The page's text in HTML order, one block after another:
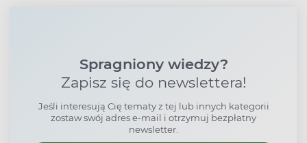
Spragniony wiedzy?
Zapisz się do newslettera!
Jeśli interesują Cię tematy z tej lub innych kategorii
zostaw swój adres e-mail i otrzymuj bezpłatny
newsletter.